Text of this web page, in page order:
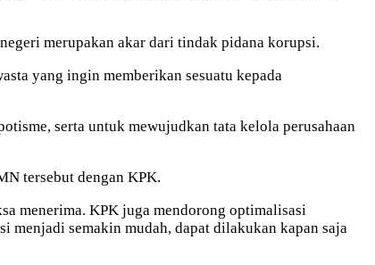
merupakan akar dari tindak pidana korupsi.
yang ingin memberikan sesuatu kepada
serta untuk mewujudkan tata kelola perusahaan
tersebut dengan KPK.
menerima. KPK juga mendorong optimalisasi
semakin mudah, dapat dilakukan kapan saja